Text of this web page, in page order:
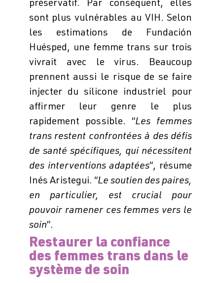
préservatif. Par conséquent, elles
sont plus vulnérables au VIH. Selon
les estimations de Fundación
Huésped, une femme trans sur trois
vivrait avec le virus. Beaucoup
prennent aussi le risque de se faire
injecter du silicone industriel pour
affirmer leur genre le plus
rapidement possible. “Les femmes
trans restent confrontées à des défis
de santé spécifiques, qui nécessitent
des interventions adaptées”, résume
Inés Aristegui. “Le soutien des paires,
en particulier, est crucial pour
pouvoir ramener ces femmes vers le
soin”.
Restaurer la confiance
des femmes trans dans le
système de soin